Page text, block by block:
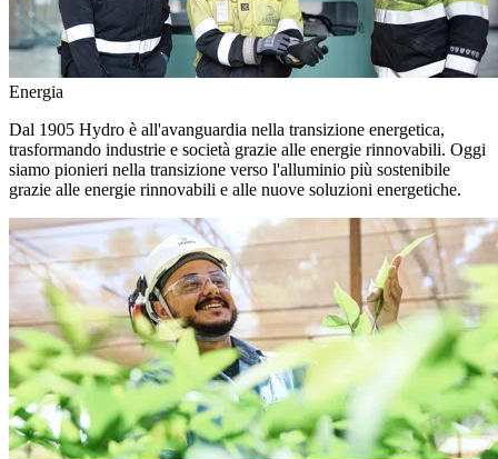
Energia
Dal 1905 Hydro è all'avanguardia nella transizione energetica,
trasformando industrie e società grazie alle energie rinnovabili. Oggi
siamo pionieri nella transizione verso l'alluminio più sostenibile
grazie alle energie rinnovabili e alle nuove soluzioni energetiche.